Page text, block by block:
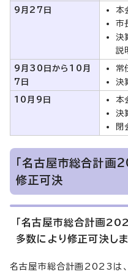
9月27日
本
市
決
説
9月30日から10月
7日
常
決
10月9日
本
決
閉
「名古屋市総合計画
修正可決
「名古屋市総合計画
多数により修正可決しま
名古屋市総合計画2023は